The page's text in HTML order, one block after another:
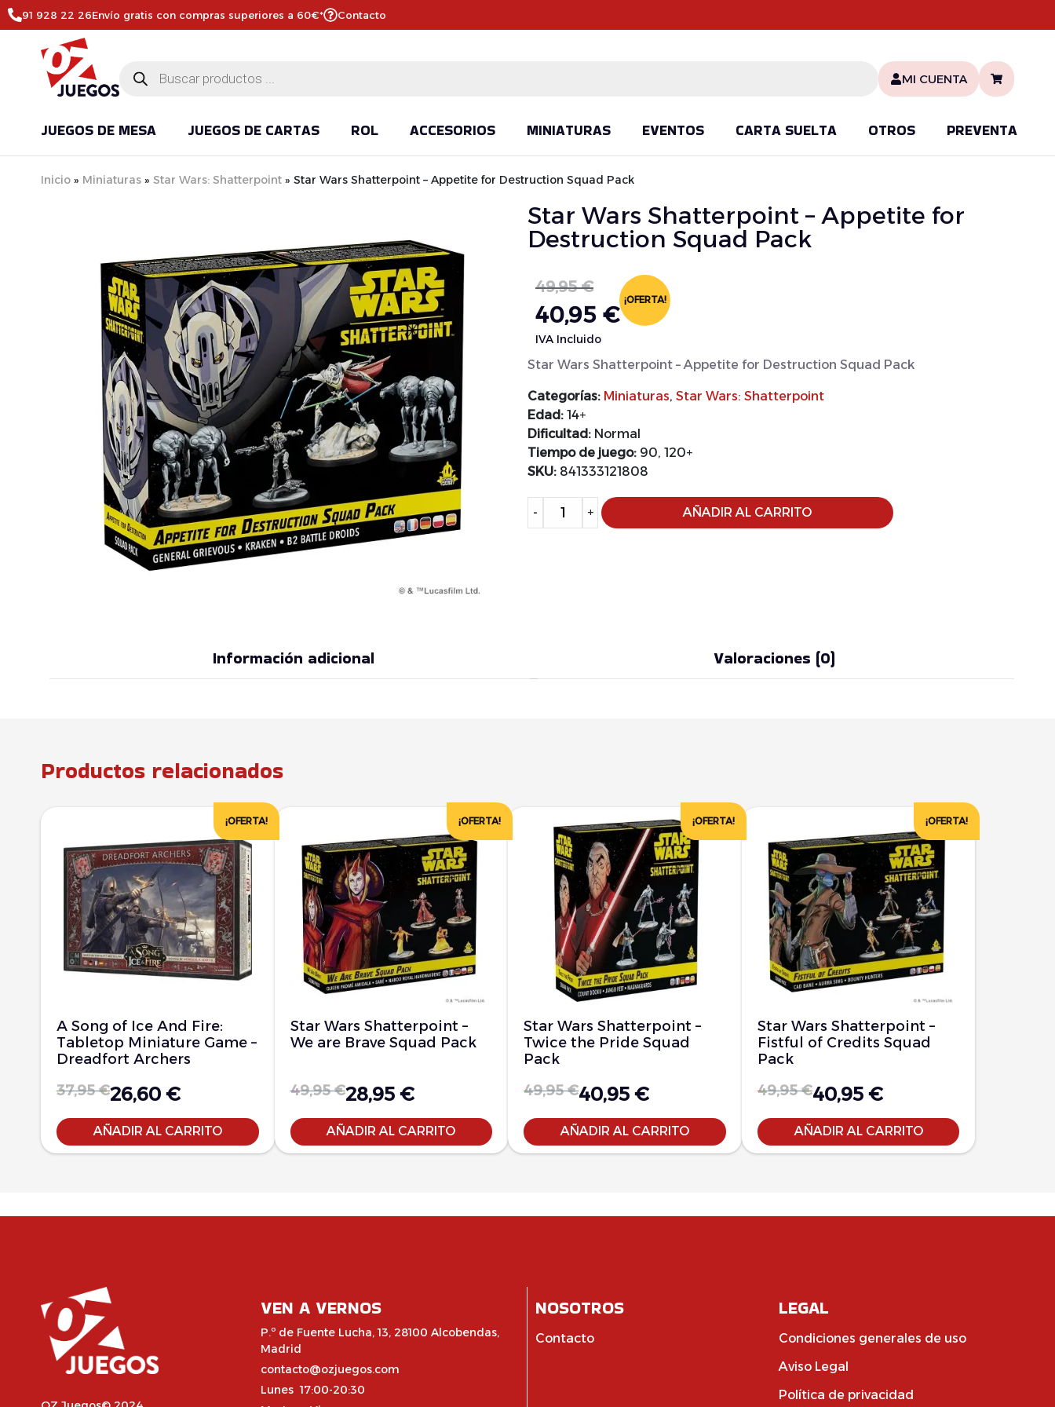
91 928 22 26Envío gratis con compras superiores a 60€* Contacto
MI CUENTA
JUEGOS DE MESA JUEGOS DE CARTAS ROL ACCESORIOS MINIATURAS EVENTOS CARTA SUELTA OTROS PREVENTA
Inicio » Miniaturas » Star Wars: Shatterpoint » Star Wars Shatterpoint – Appetite for Destruction Squad Pack
Star Wars Shatterpoint – Appetite for
Destruction Squad Pack
49,95€
40,95 €
IVA Incluido
¡OFERTA!
Star Wars Shatterpoint – Appetite for Destruction Squad Pack
Categorías: Miniaturas, Star Wars: Shatterpoint
Edad: 14+
Dificultad: Normal
Tiempo de juego: 90, 120+
SKU: 841333121808
- + AÑADIR AL CARRITO
Alternative:
Información adicional Valoraciones (0)
Productos relacionados
¡OFERTA!
A Song of Ice And Fire:
Tabletop Miniature Game –
Dreadfort Archers
37,95€26,60 €
AÑADIR AL CARRITO
¡OFERTA!
Star Wars Shatterpoint –
We are Brave Squad Pack
49,95€28,95 €
AÑADIR AL CARRITO
¡OFERTA!
Star Wars Shatterpoint –
Twice the Pride Squad
Pack
49,95€40,95€
AÑADIR AL CARRITO
¡OFERTA!
Star Wars Shatterpoint –
Fistful of Credits Squad
Pack
49,95€40,95 €
AÑADIR AL CARRITO
VEN A VERNOS
P.º de Fuente Lucha, 13, 28100 Alcobendas,
Madrid
contacto@ozjuegos.com
Lunes 17:00-20:30
NOSOTROS
Contacto
LEGAL
Condiciones generales de uso
Aviso Legal
Política de privacidad